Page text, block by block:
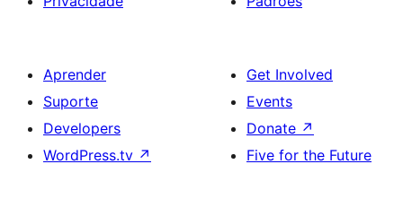
Aprender
Suporte
Developers
WordPress.tv ↗
Get Involved
Events
Donate ↗
Five for the Future